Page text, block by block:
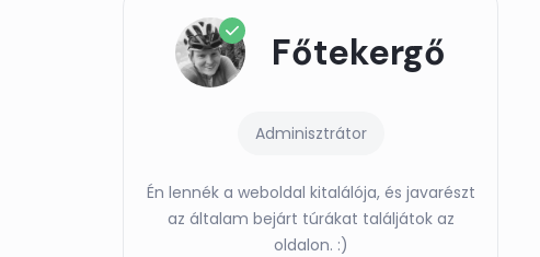
Főtekergő
Adminisztrátor
Én lennék a weboldal kitalálója, és javarészt
az általam bejárt túrákat találjátok az
oldalon. :)